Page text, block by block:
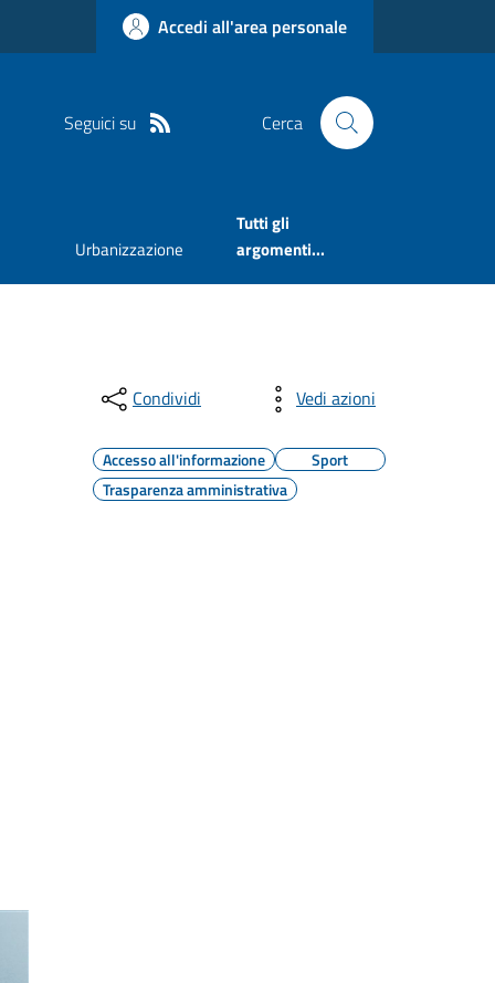
Accedi all'area personale
Seguici su Cerca
Urbanizzazione
Tutti gli
argomenti...
Condividi Vedi azioni
Accesso all'informazione
Sport
Trasparenza amministrativa